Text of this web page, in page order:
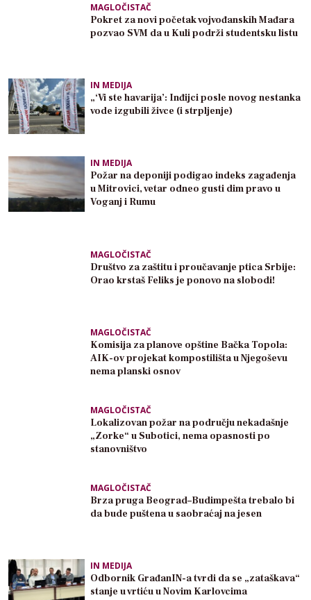
MAGLOČISTAČ
Pokret za novi početak vojvođanskih Mađara
pozvao SVM da u Kuli podrži studentsku listu
IN MEDIJA
„‘Vi ste havarija’: Inđijci posle novog nestanka
vode izgubili živce (i strpljenje)
IN MEDIJA
Požar na deponiji podigao indeks zagađenja
u Mitrovici, vetar odneo gusti dim pravo u
Voganj i Rumu
MAGLOČISTAČ
Društvo za zaštitu i proučavanje ptica Srbije:
Orao krstaš Feliks je ponovo na slobodi!
MAGLOČISTAČ
Komisija za planove opštine Bačka Topola:
AIK-ov projekat kompostilišta u Njegoševu
nema planski osnov
MAGLOČISTAČ
Lokalizovan požar na području nekadašnje
„Zorke“ u Subotici, nema opasnosti po
stanovništvo
MAGLOČISTAČ
Brza pruga Beograd–Budimpešta trebalo bi
da bude puštena u saobraćaj na jesen
IN MEDIJA
Odbornik GrađanIN-a tvrdi da se „zataškava“
stanje u vrtiću u Novim Karlovcima